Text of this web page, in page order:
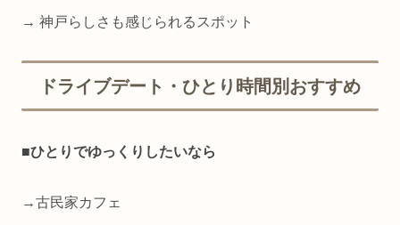
→ 神戸らしさも感じられるスポット
ドライブデート・ひとり時間別おすすめ
■ひとりでゆっくりしたいなら
→古民家カフェ